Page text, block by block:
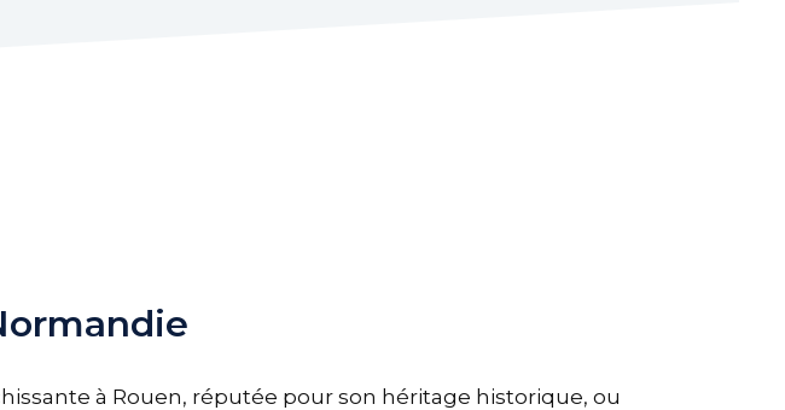
à Rouen, réputée pour son héritage historique, ou